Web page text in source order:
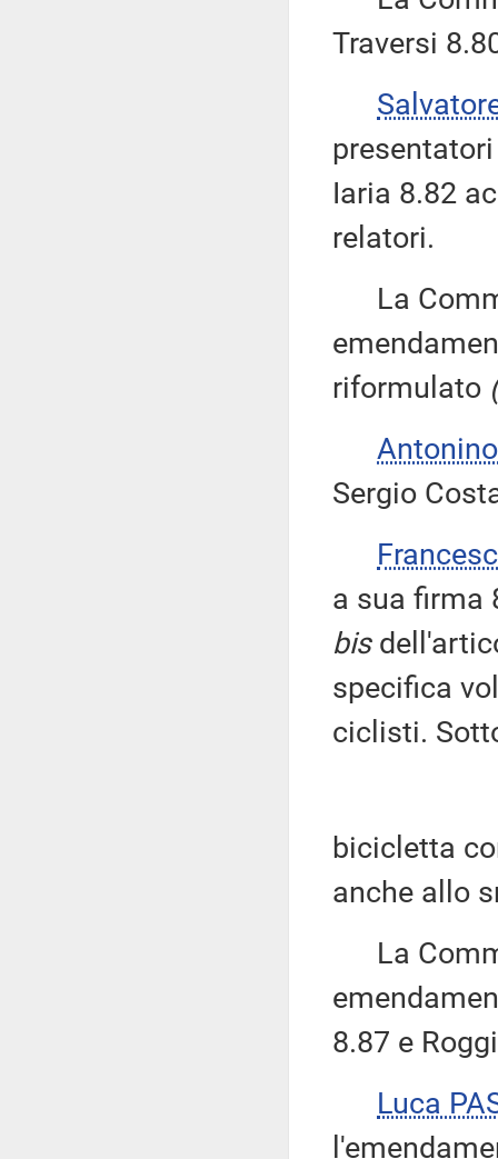
Traversi
Iaria 8.82
relatori.
La
riformulato
Sergio
a sua firma
bis
specifica
ciclisti.
bicicletta
anche allo
La
8.87 e
Luca